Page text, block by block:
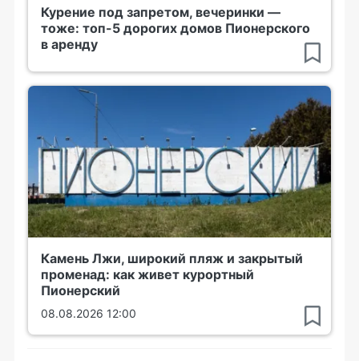
Курение под запретом, вечеринки —
тоже: топ-5 дорогих домов Пионерского
в аренду
Камень Лжи, широкий пляж и закрытый
променад: как живет курортный
Пионерский
08.08.2026 12:00